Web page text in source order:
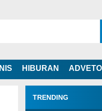
HIBURAN
TRENDING